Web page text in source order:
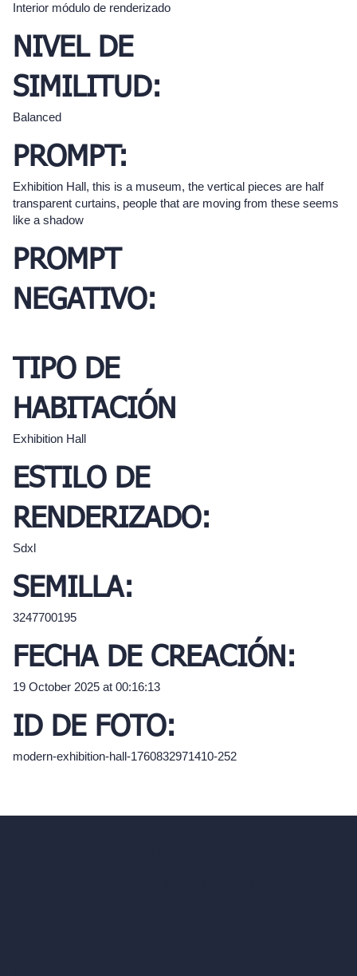
Interior módulo de renderizado
NIVEL DE
SIMILITUD:
Balanced
PROMPT:
Exhibition Hall, this is a museum, the vertical pieces are half
transparent curtains, people that are moving from these seems
like a shadow
PROMPT
NEGATIVO:
TIPO DE
HABITACIÓN
Exhibition Hall
ESTILO DE
RENDERIZADO:
Sdxl
SEMILLA:
3247700195
FECHA DE CREACIÓN:
19 October 2025 at 00:16:13
ID DE FOTO:
modern-exhibition-hall-1760832971410-252